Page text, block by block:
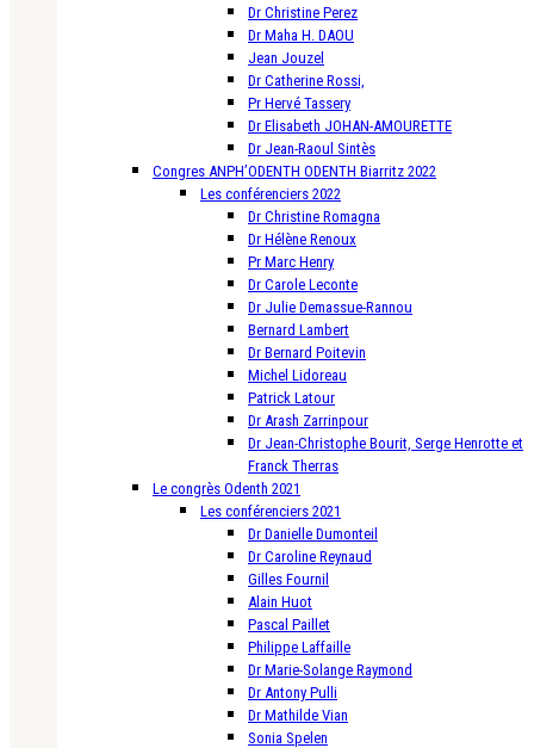
Dr Christine Perez
Dr Maha H. DAOU
Jean Jouzel
Dr Catherine Rossi,
Pr Hervé Tassery
Dr Elisabeth JOHAN-AMOURETTE
Dr Jean-Raoul Sintès
Congres ANPH’ODENTH ODENTH Biarritz 2022
Les conférenciers 2022
Dr Christine Romagna
Dr Hélène Renoux
Pr Marc Henry
Dr Carole Leconte
Dr Julie Demassue-Rannou
Bernard Lambert
Dr Bernard Poitevin
Michel Lidoreau
Patrick Latour
Dr Arash Zarrinpour
Dr Jean-Christophe Bourit, Serge Henrotte et
Franck Therras
Le congrès Odenth 2021
Les conférenciers 2021
Dr Danielle Dumonteil
Dr Caroline Reynaud
Gilles Fournil
Alain Huot
Pascal Paillet
Philippe Laffaille
Dr Marie-Solange Raymond
Dr Antony Pulli
Dr Mathilde Vian
Sonia Spelen